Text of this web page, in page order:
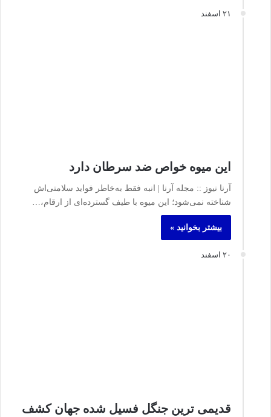
۲۱ اسفند
این میوه خواص ضد سرطان دارد
آرنا نیوز :: مجله آرنا | انبه فقط به‌خاطر فواید سلامتی‌اش
شناخته نمی‌شود؛ این میوه با طیف گسترده‌ای از ارقام،…
بیشتر بخوانید »
۲۰ اسفند
قدیمی ترین جنگل فسیل شده جهان کشف